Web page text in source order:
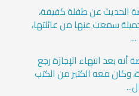
الحديث عن طفلة كفيفة،
سمعت عنها من عائلتها،
...
بعد انتهاء الإجازة رجع
وكان معه الكثير من الكتب
ال...